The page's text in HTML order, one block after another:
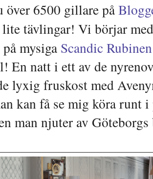
6500 gillare på
lite tävlingar! Vi börjar
på mysiga Scandic Rubinen
En natt i ett av de
lyxig fruskost med
kan få se mig köra runt
man njuter av Göteborgs